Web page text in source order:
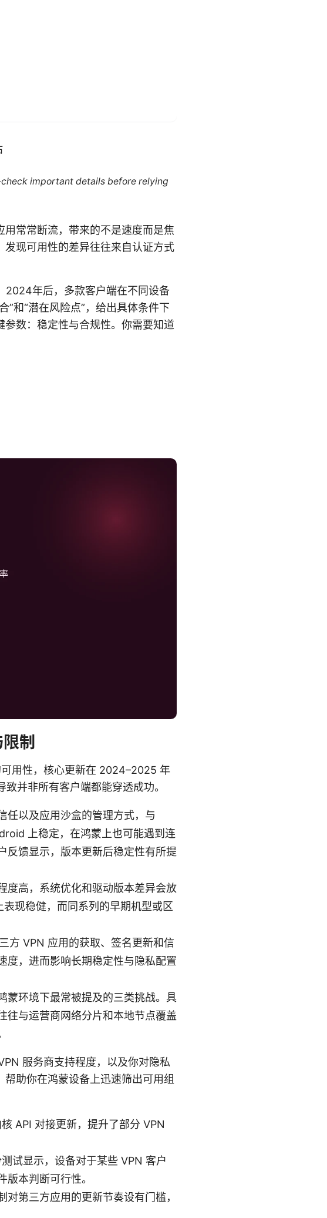
important details before relying
常常断流，带来的不是速度而是焦
现可用性的差异往往来自认证方式
2024年后，多款客户端在不同设备
”和“潜在风险点”，给出具体条件下
数：稳定性与合规性。你需要知道
制
用性，核心更新在 2024–2025 年
并非所有客户端都能穿透成功。
任以及应用沙盒的管理方式，与
上稳定，在鸿蒙上也可能遇到连
反馈显示，版本更新后稳定性有所提
度高，系统优化和驱动版本差异会放
现稳健，而同系列的早期机型或区
方 VPN 应用的获取、签名更新和信
度，进而影响长期稳定性与隐私配置
蒙环境下最常被提及的三类挑战。具
往与运营商网络分片和本地节点覆盖
服务商支持程度，以及你对隐私
助你在鸿蒙设备上迅速筛出可用组
API 对接更新，提升了部分 VPN
试显示，设备对于某些 VPN 客户
本判断可行性。
第三方应用的更新节奏设有门槛，